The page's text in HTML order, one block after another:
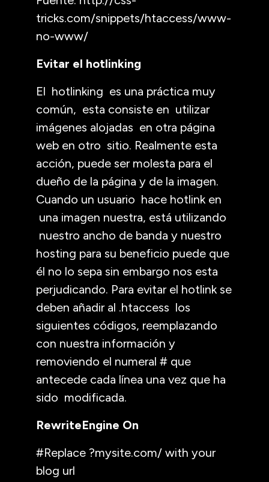
tricks.com/snippets/htaccess/www-
no-www/
Evitar el hotlinking
El hotlinking es una práctica muy
común, esta consiste en utilizar
imágenes alojadas en otra página
web en otro sitio. Realmente esta
acción, puede ser molesta para el
dueño de la página y de la imagen.
Cuando un usuario hace hotlink en
una imagen nuestra, está utilizando
nuestro ancho de banda y nuestro
hosting para su beneficio puede que
él no lo sepa sin embargo nos esta
perjudicando. Para evitar el hotlink se
deben añadir al .htaccess los
siguientes códigos, reemplazando
con nuestra información y
removiendo el numeral # que
antecede cada línea una vez que ha
sido modificada.
RewriteEngine On
#Replace ?mysite.com/ with your
blog url